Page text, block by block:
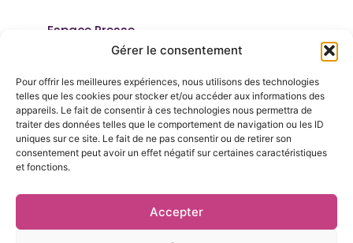
Gérer le consentement
Pour offrir les meilleures expériences, nous utilisons des technologies
telles que les cookies pour stocker et/ou accéder aux informations des
appareils. Le fait de consentir à ces technologies nous permettra de
traiter des données telles que le comportement de navigation ou les ID
uniques sur ce site. Le fait de ne pas consentir ou de retirer son
consentement peut avoir un effet négatif sur certaines caractéristiques
et fonctions.
Accepter
Espace Presse
Mentions légales
Politique de confidentialité
Politique de confidentialité candidats
Politique de cookies